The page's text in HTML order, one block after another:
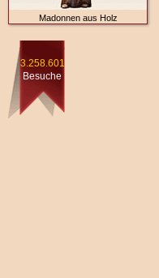
Madonnen aus Holz
3.258.601
Besuche